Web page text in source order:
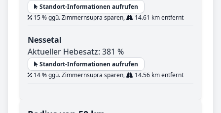
Standort-Informationen aufrufen
15 % ggü. Zimmernsupra sparen,
14.61 km entfernt
Nessetal
Aktueller Hebesatz: 381 %
Standort-Informationen aufrufen
14 % ggü. Zimmernsupra sparen,
14.56 km entfernt